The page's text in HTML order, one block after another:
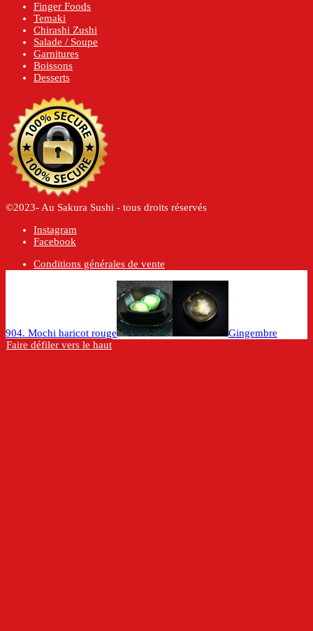
Finger Foods
Temaki
Chirashi Zushi
Salade / Soupe
Garnitures
Boissons
Desserts
©2023- Au Sakura Sushi - tous droits réservés
Instagram
Facebook
Conditions générales de vente
904. Mochi haricot rouge
Gingembre
Faire défiler vers le haut